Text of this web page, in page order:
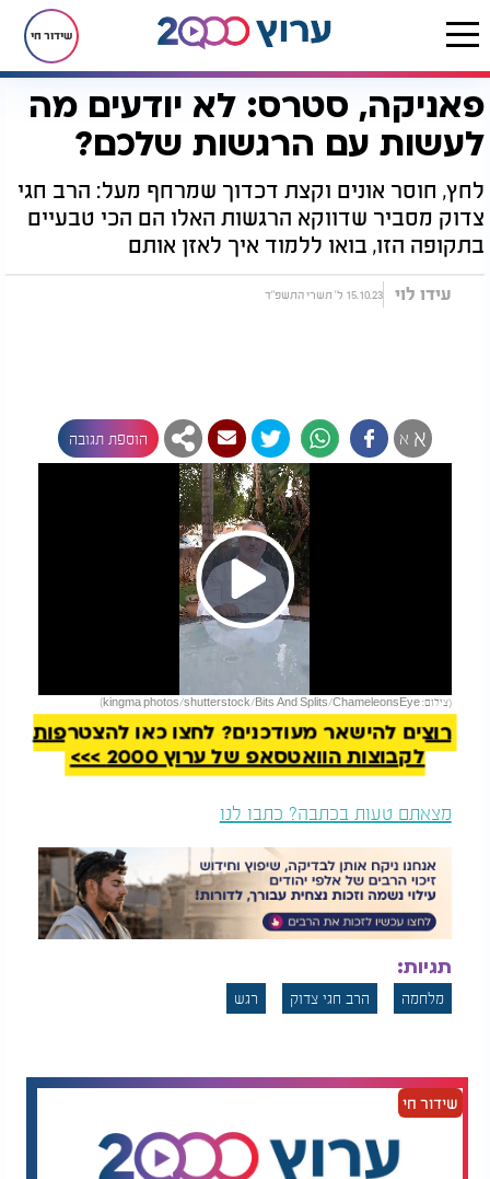
שידור חי
דף הבית בריאות בריאות הנפש פאניקה, סטרס: לא יודעים מה לעשות עם הרגשות שלכם?
פאניקה, סטרס: לא יודעים מה
לעשות עם הרגשות שלכם?
לחץ, חוסר אונים וקצת דכדוך שמרחף מעל: הרב חגי
צדוק מסביר שדווקא הרגשות האלו הם הכי טבעיים
בתקופה הזו, בואו ללמוד איך לאזן אותם
עידו לוי 15.10.23 ל' תשרי התשפ"ד
א א הוספת תגובה
Play
Video
(צילום: kingma photos/shutterstock/Bits And Splits/ChameleonsEye)
להמשך קריאה
רוצים להישאר מעודכנים? לחצו כאן להצטרפות
לקבוצות הוואטסאפ של ערוץ 2000 >>>
מצאתם טעות בכתבה? כתבו לנו
תגיות:
מלחמה הרב חגי צדוק רגש
שידור חי